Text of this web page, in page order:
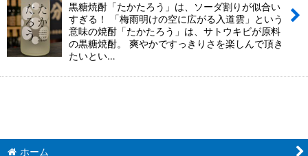
黒糖焼酎「たかたろう」は、ソーダ割りが似合い
すぎる！ 「梅雨明けの空に広がる入道雲」という
意味の焼酎「たかたろう」は、サトウキビが原料
の黒糖焼酎。 爽やかですっきりさを楽しんで頂き
たいとい…
ホーム